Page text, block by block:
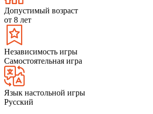
Допустимый возраст
от 8 лет
Независимость игры
Самостоятельная игра
Язык настольной игры
Русский